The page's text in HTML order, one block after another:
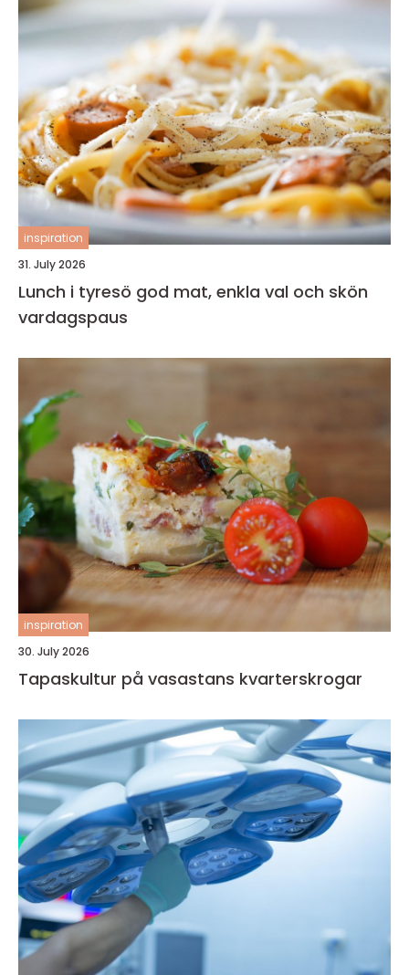
inspiration
31. July 2026
Lunch i tyresö god mat, enkla val och skön
vardagspaus
inspiration
30. July 2026
Tapaskultur på vasastans kvarterskrogar